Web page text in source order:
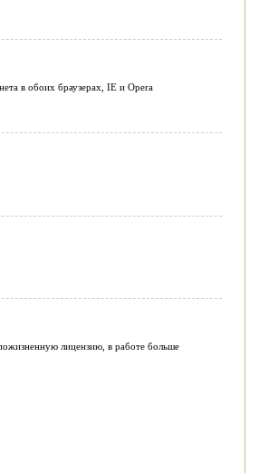
в обоих браузерах, IE и Opera
лицензию, в работе больше